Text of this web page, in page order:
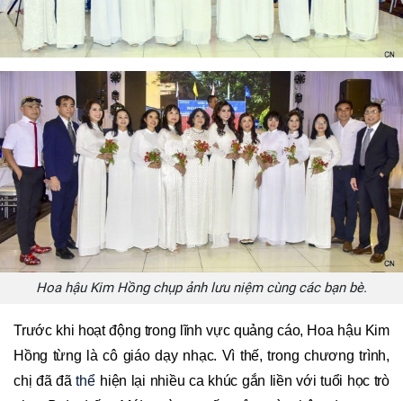
Hoa hậu Kim Hồng chụp ảnh lưu niệm cùng các bạn bè.
Trước khi hoạt động trong lĩnh vực quảng cáo, Hoa hậu Kim
Hồng từng là cô giáo dạy nhạc. Vì thế, trong chương trình,
chị đã đã thể hiện lại nhiều ca khúc gắn liền với tuổi học trò